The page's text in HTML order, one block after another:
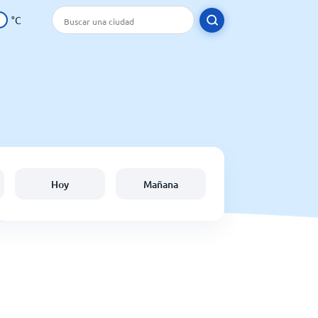
°C
Hoy Mañana